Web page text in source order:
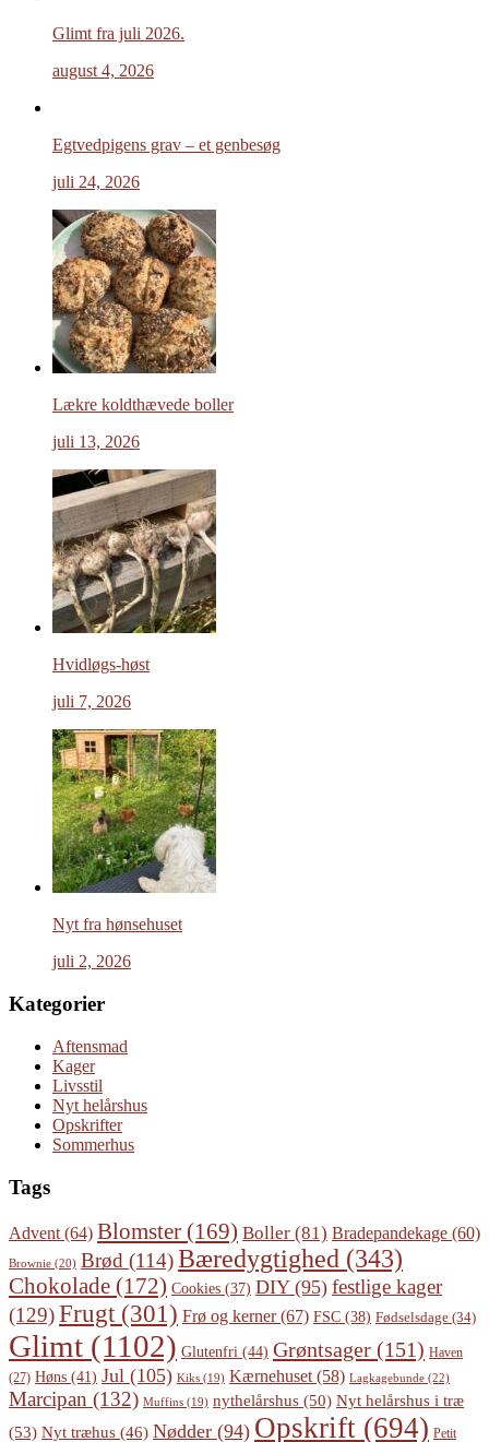
Glimt fra juli 2026.
august 4, 2026
Egtvedpigens grav – et genbesøg
juli 24, 2026
Lækre koldthævede boller
juli 13, 2026
Hvidløgs-høst
juli 7, 2026
Nyt fra hønsehuset
juli 2, 2026
Kategorier
Aftensmad
Kager
Livsstil
Nyt helårshus
Opskrifter
Sommerhus
Tags
Advent (64) Blomster (169) Boller (81) Bradepandekage (60)
Brownie (20) Brød (114)Bæredygtighed (343)
Chokolade (172) Cookies (37) DIY(95) festlige kager
(129)Frugt(301) Frø og kerner(67) FSC (38) Fødselsdage (34)
Glimt (1102) Glutenfri (44) Grøntsager (151) Haven
(27) Høns (41) Jul (105) Kiks (19) Kærnehuset (58) Lagkagebunde (22)
Marcipan (132) Muffins (19) nythelårshus (50) Nyt helårshus i træ
(53) Nyt træhus (46) Nødder (94) Opskrift (694) Petit